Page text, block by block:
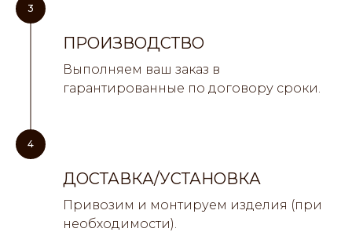
3
ПРОИЗВОДСТВО
Выполняем ваш заказ в
гарантированные по договору сроки.
4
ДОСТАВКА/УСТАНОВКА
Привозим и монтируем изделия (при
необходимости).